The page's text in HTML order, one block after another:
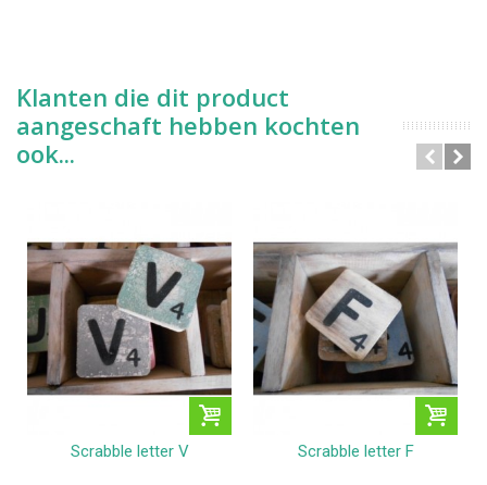
Klanten die dit product
aangeschaft hebben kochten
ook...
Scrabble letter V Scrabble letter F